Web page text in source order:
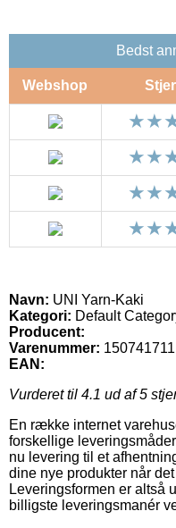
Bedst
Webshop
Navn: UNI Yarn-Kaki
Kategori: Default
Producent:
Varenummer: 150741711
EAN:
Vurderet til 4.1 ud af 5
En række internet
forskellige
nu levering til et
dine nye produkter når
Leveringsformen er altså
billigste leveringsmanér